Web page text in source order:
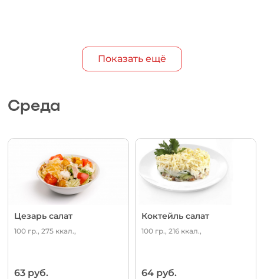
Показать ещё
Среда
Цезарь салат
100 гр., 275 ккал.,
63 руб.
Коктейль салат
100 гр., 216 ккал.,
64 руб.